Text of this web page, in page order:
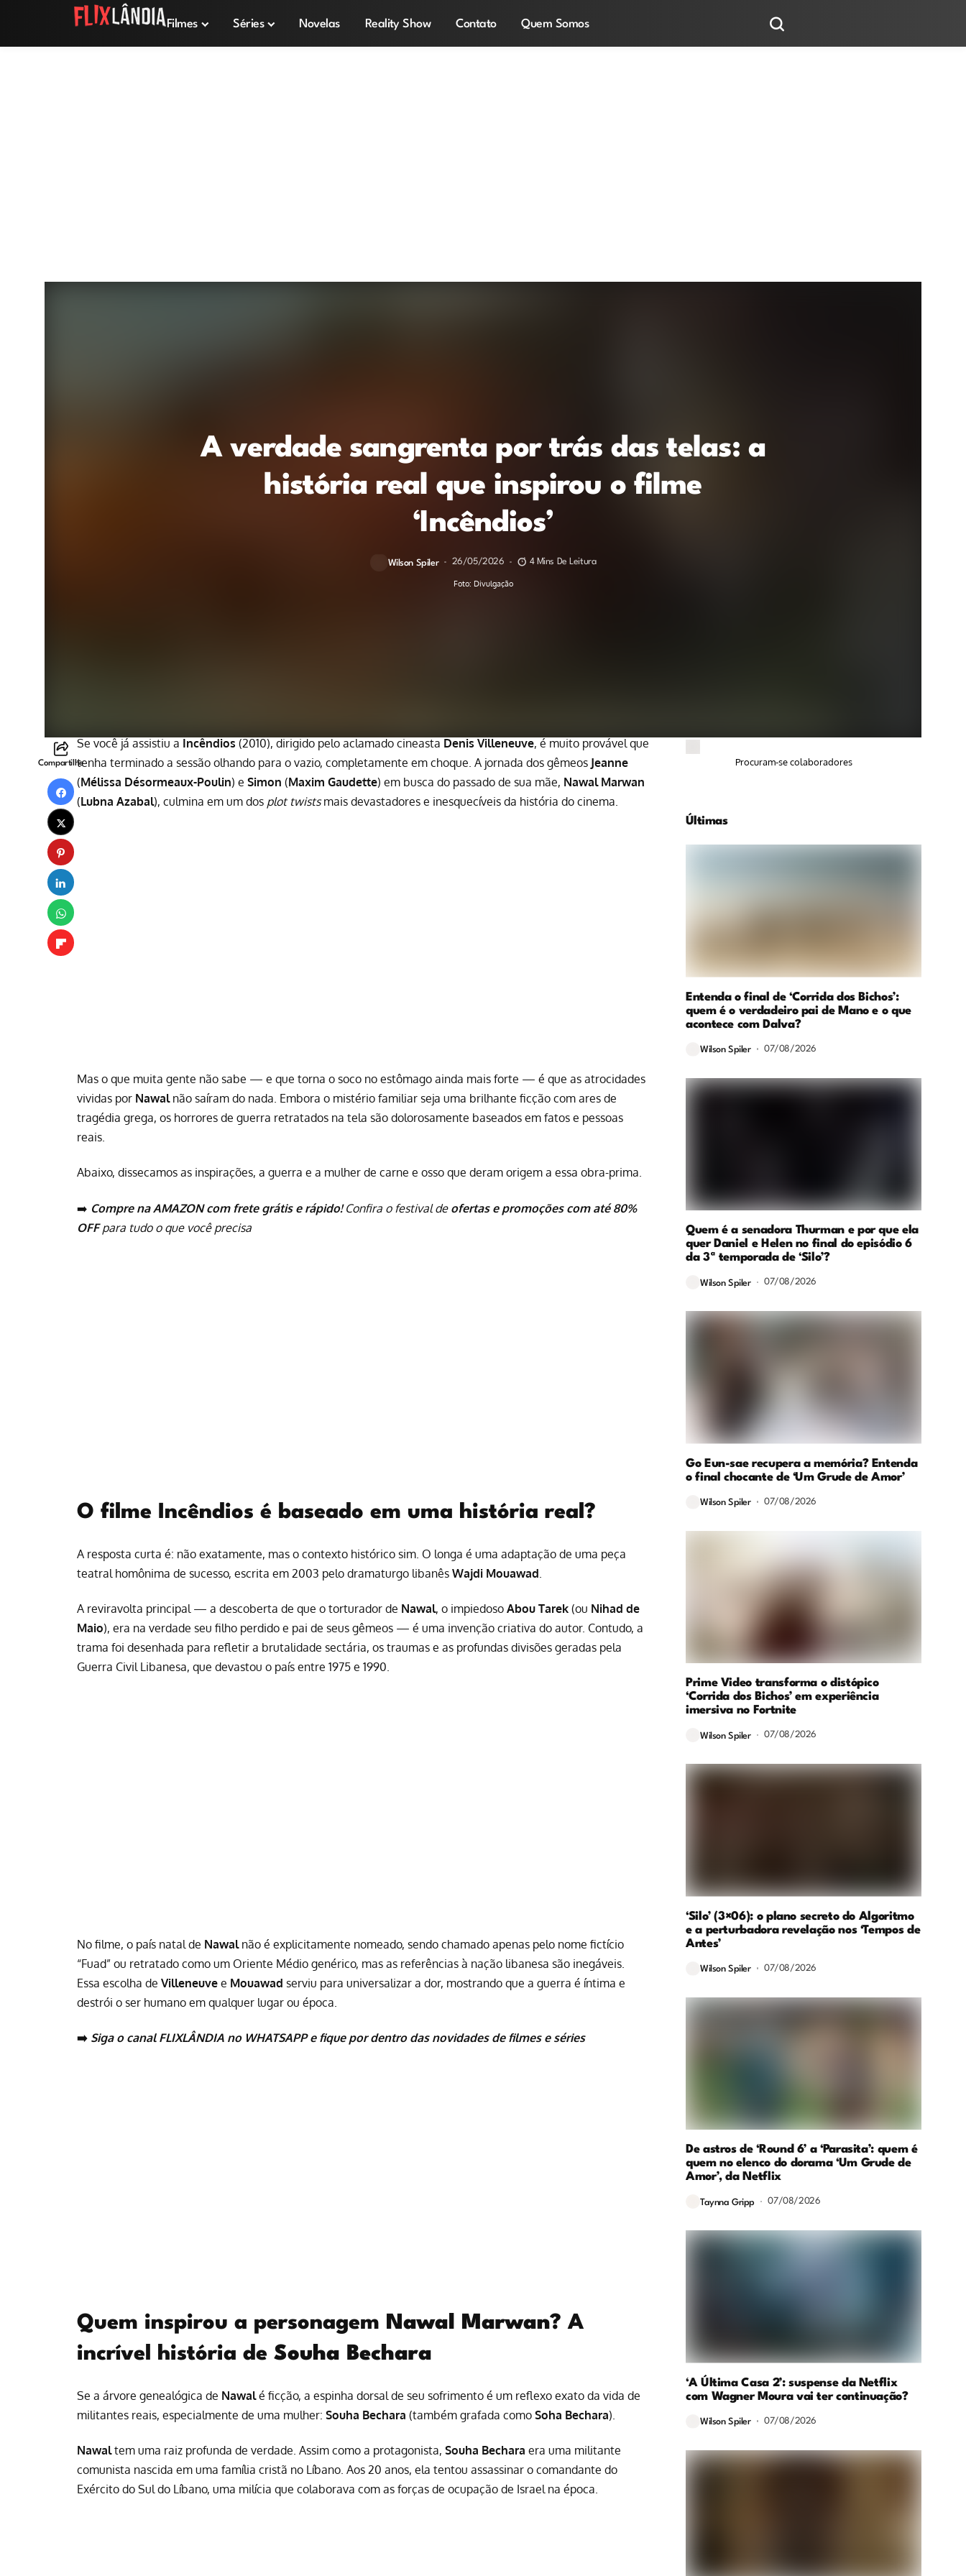
Filmes Séries Novelas Reality Show Contato Quem Somos
A verdade sangrenta por trás das telas: a
história real que inspirou o filme
‘Incêndios’
Wilson Spiler 26/05/2026 4 Mins De Leitura
Foto: Divulgação
Compartilhe
Se você já assistiu a Incêndios (2010), dirigido pelo aclamado cineasta Denis Villeneuve, é muito provável que
tenha terminado a sessão olhando para o vazio, completamente em choque. A jornada dos gêmeos Jeanne
(Mélissa Désormeaux-Poulin) e Simon (Maxim Gaudette) em busca do passado de sua mãe, Nawal Marwan
(Lubna Azabal), culmina em um dos plot twistsmais devastadores e inesquecíveis da história do cinema.
Mas o que muita gente não sabe — e que torna o soco no estômago ainda mais forte — é que as atrocidades
vividas por Nawalnão saíram do nada. Embora o mistério familiar seja uma brilhante ficção com ares de
tragédia grega, os horrores de guerra retratados na tela são dolorosamente baseados em fatos e pessoas
reais.
Abaixo, dissecamos as inspirações, a guerra e a mulher de carne e osso que deram origem a essa obra-prima.
➡️ Compre na AMAZON com frete grátis e rápido!Confira o festival de ofertas e promoções com até 80%
OFFpara tudo o que você precisa
O filme Incêndios é baseado em uma história real?
A resposta curta é: não exatamente, mas o contexto histórico sim. O longa é uma adaptação de uma peça
teatral homônima de sucesso, escrita em 2003 pelo dramaturgo libanês Wajdi Mouawad
A reviravolta principal — a descoberta de que o torturador de Nawal, o impiedoso Abou Tarek (ou Nihad de
Maio), era na verdade seu filho perdido e pai de seus gêmeos — é uma invenção criativa do autor. Contudo, a
trama foi desenhada para refletir a brutalidade sectária, os traumas e as profundas divisões geradas pela
Guerra Civil Libanesa, que devastou o país entre 1975 e 1990.
No filme, o país natal de Nawalnão é explicitamente nomeado, sendo chamado apenas pelo nome fictício
“Fuad” ou retratado como um Oriente Médio genérico, mas as referências à nação libanesa são inegáveis.
Essa escolha de Villeneuve e Mouawad serviu para universalizar a dor, mostrando que a guerra é íntima e
destrói o ser humano em qualquer lugar ou época.
➡️ Siga o canal FLIXLÂNDIA no WHATSAPPe fique por dentro das novidades de filmese séries
Quem inspirou a personagem Nawal Marwan? A
incrível história de Souha Bechara
Se a árvore genealógica de Nawalé ficção, a espinha dorsal de seu sofrimento é um reflexo exato da vida de
militantes reais, especialmente de uma mulher: Souha Bechara (também grafada como Soha Bechara).
Nawaltem uma raiz profunda de verdade. Assim como a protagonista, Souha Bechara era uma militante
comunista nascida em uma família cristã no Líbano. Aos 20 anos, ela tentou assassinar o comandante do
Exército do Sul do Líbano, uma milícia que colaborava com as forças de ocupação de Israel na época.
Procuram-se colaboradores
Últimas
Entenda o final de ‘Corrida dos Bichos’:
quem é o verdadeiro pai de Mano e o que
acontece com Dalva?
Wilson Spiler 07/08/2026
Quem é a senadora Thurman e por que ela
quer Daniel e Helen no final do episódio 6
da 3ª temporada de ‘Silo’?
Wilson Spiler 07/08/2026
Go Eun-sae recupera a memória? Entenda
o final chocante de ‘Um Grude de Amor’
Wilson Spiler 07/08/2026
Prime Video transforma o distópico
‘Corrida dos Bichos’ em experiência
imersiva no Fortnite
Wilson Spiler 07/08/2026
‘Silo’ (3×06): o plano secreto do Algoritmo
e a perturbadora revelação nos ‘Tempos de
Antes’
Wilson Spiler 07/08/2026
De astros de ‘Round 6’ a ‘Parasita’: quem é
quem no elenco do dorama ‘Um Grude de
Amor’, da Netflix
Taynna Gripp 07/08/2026
‘A Última Casa 2’: suspense da Netflix
com Wagner Moura vai ter continuação?
Wilson Spiler 07/08/2026